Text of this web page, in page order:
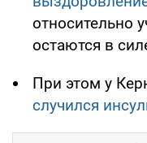
относительно
остаются в
При этом у
случился